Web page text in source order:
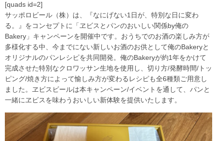
[quads id=2]
サッポロビール（株）は、『なにげない1日が、特別な日に変わ
る。』をコンセプトに「ヱビスとパンのおいしい関係by俺の
Bakery」キャンペーンを開催中です。おうちでのお酒の楽しみ方が
多様化する中、今までにない新しいお酒のお供として俺のBakeryと
オリジナルのパンレシピを共同開発。俺のBakeryが約1年をかけて
完成させた特別なクロワッサン生地を使用し、切り方/発酵時間/トッ
ピング/焼き方によって愉しみ方が変わるレシピも全6種類ご用意し
ました。ヱビスビールは本キャンペーン/イベントを通して、パンと
一緒にヱビスを味わうおいしい新体験を提供いたします。